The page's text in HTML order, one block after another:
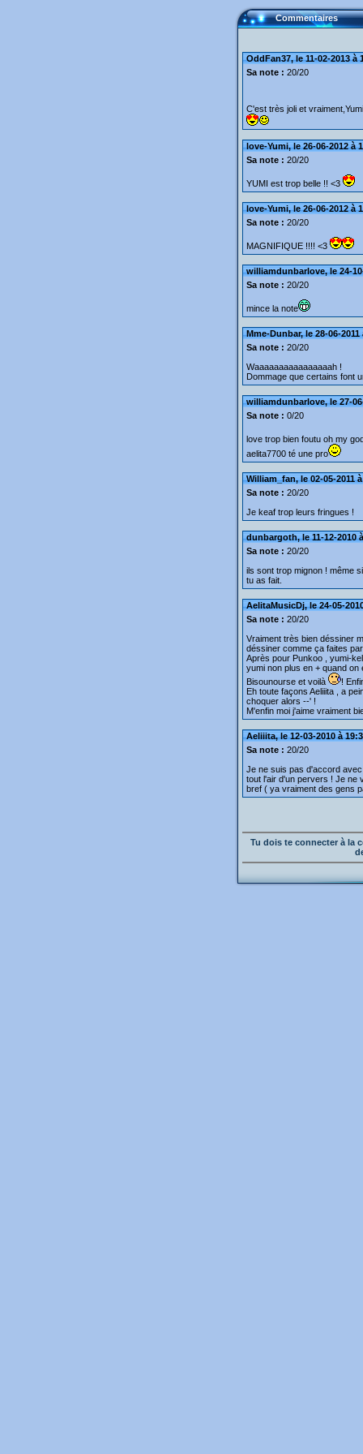
Commentaires
OddFan37, le 11-02-2013 à
Sa note : 20/20
C'est très joli et
love-Yumi, le 26-06-2012 à
Sa note : 20/20
YUMI est trop belle !! <3
love-Yumi, le 26-06-2012 à
Sa note : 20/20
MAGNIFIQUE !!!! <3
williamdunbarlove, le 24-
Sa note : 20/20
mince la note
Mme-Dunbar, le 28-06-2011
Sa note : 20/20
Waaaaaaaaaaaaaaaah !
Dommage que certains font
williamdunbarlove, le 27-
Sa note : 0/20
love trop bien foutu oh my
aelita7700 té une pro
William_fan, le 02-05-2011
Sa note : 20/20
Je keaf trop leurs fringues !
dunbargoth, le 11-12-2010
Sa note : 20/20
ils sont trop mignon ! même
tu as fait.
AelitaMusicDj, le 24-05-
Sa note : 20/20
Vraiment très bien déssiner
déssiner comme ça faites
Après pour Punkoo , yumi-
yumi non plus en + quand
Bisounourse et voilà
!
Eh toute façons Aeliiita , a
choquer alors --' !
M'enfin moi j'aime vraiment
Aeliiita, le 12-03-2010 à
Sa note : 20/20
Je ne suis pas d'accord
tout l'air d'un pervers ! Je ne
bref ( ya vraiment des gens
Tu dois te connecter à la